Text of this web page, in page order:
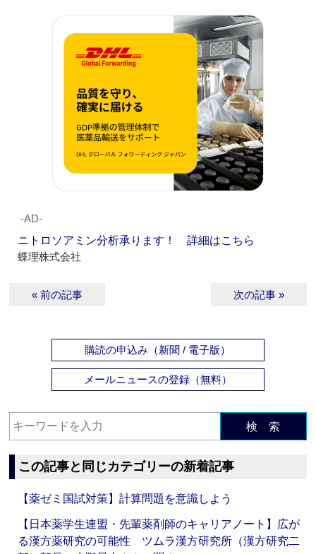
‐AD‐
ニトロソアミン分析承ります！ 詳細はこちら
蝶理株式会社
« 前の記事 次の記事 »
購読の申込み（新聞 / 電子版）
メールニュースの登録（無料）
検 索
この記事と同じカテゴリーの新着記事
【薬ゼミ国試対策】計算問題を意識しよう
【日本薬学生連盟・先輩薬剤師のキャリアノート】広が
る漢方薬研究の可能性 ツムラ漢方研究所（漢方研究二